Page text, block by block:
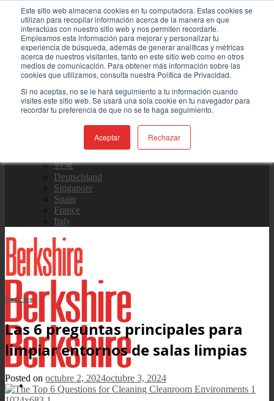
Este sitio web almacena cookies en tu computadora. Estas cookies se
utilizan para recopilar información acerca de la manera en que
interactúas con nuestro sitio web y nos permiten recordarte.
Empleamos esta información para mejorar y personalizar tu
experiencia de búsqueda, además de generar analíticas y métricas
acerca de nuestros visitantes, tanto en este sitio web como en otros
medios de comunicación. Para obtener más información sobre las
cookies que utilizamos, consulta nuestra Política de Privacidad.
Si no aceptas, no se le hará seguimiento a tu información cuando
visites este sitio web. Se usará una sola cookie en tu navegador para
recordar tu preferencia de que no se te haga seguimiento.
Aceptar Rechazar
Skip to content
Contáctenos
Equipo de Ventas
Global
한국
Deutschland
Singapore
Spain
France
Italy
Noticias
Las 6 preguntas principales para
limpiar entornos de salas limpias
Posted on octubre 2, 2024octubre 3, 2024